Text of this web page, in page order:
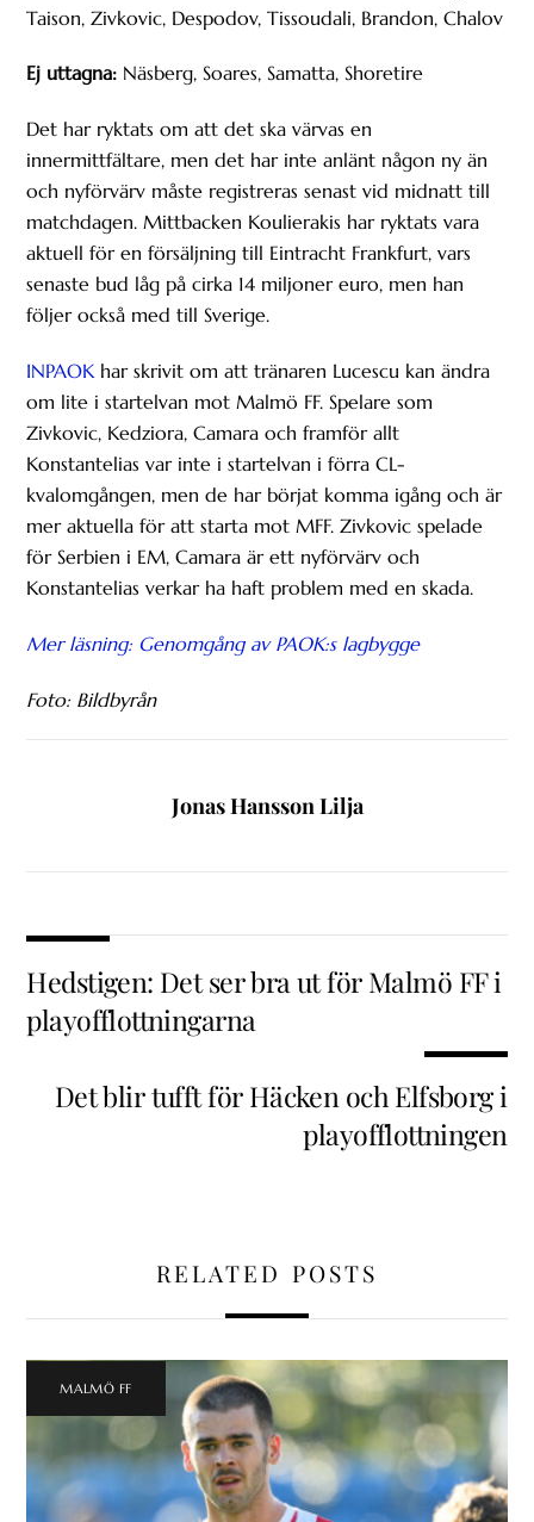
Taison, Zivkovic, Despodov, Tissoudali, Brandon, Chalov
Ej uttagna: Näsberg, Soares, Samatta, Shoretire
Det har ryktats om att det ska värvas en
innermittfältare, men det har inte anlänt någon ny än
och nyförvärv måste registreras senast vid midnatt till
matchdagen. Mittbacken Koulierakis har ryktats vara
aktuell för en försäljning till Eintracht Frankfurt, vars
senaste bud låg på cirka 14 miljoner euro, men han
följer också med till Sverige.
INPAOKhar skrivit om att tränaren Lucescu kan ändra
om lite i startelvan mot Malmö FF. Spelare som
Zivkovic, Kedziora, Camara och framför allt
Konstantelias var inte i startelvan i förra CL-
kvalomgången, men de har börjat komma igång och är
mer aktuella för att starta mot MFF. Zivkovic spelade
för Serbien i EM, Camara är ett nyförvärv och
Konstantelias verkar ha haft problem med en skada.
Mer läsning: Genomgång av PAOK:s lagbygge
Foto: Bildbyrån
Jonas Hansson Lilja
Hedstigen: Det ser bra ut för Malmö FF i
playofflottningarna
Det blir tufft för Häcken och Elfsborg i
playofflottningen
RELATED POSTS
MALMÖ FF